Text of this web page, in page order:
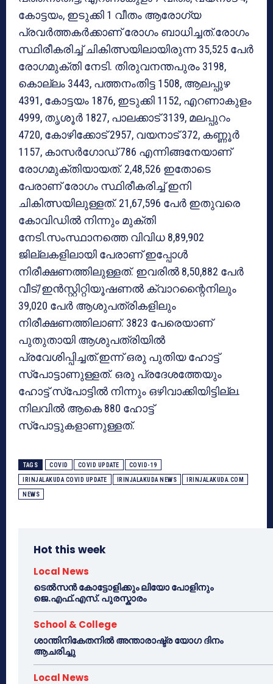
കോട്ടയം, ഇടുക്കി 1 വീതം ആരോഗ്യ
പ്രവര്‍ത്തകര്‍ക്കാണ് രോഗം ബാധിച്ചത്.രോഗം
സ്ഥിരീകരിച്ച് ചികിത്സയിലായിരുന്ന 35,525 പേര്‍
രോഗമുക്തി നേടി. തിരുവനന്തപുരം 3198,
കൊല്ലം 3443, പത്തനംതിട്ട 1508, ആലപ്പുഴ
4391, കോട്ടയം 1876, ഇടുക്കി 1152, എറണാകുളം
4999, തൃശൂര്‍ 1827, പാലക്കാട് 3139, മലപ്പുറം
4720, കോഴിക്കോട് 2957, വയനാട് 372, കണ്ണൂര്‍
1157, കാസര്‍ഗോഡ് 786 എന്നിങ്ങനേയാണ്
രോഗമുക്തിയായത്. 2,48,526 ഇതോടെ
പേരാണ് രോഗം സ്ഥിരീകരിച്ച് ഇനി
ചികിത്സയിലുള്ളത്. 21,67,596 പേര്‍ ഇതുവരെ
കോവിഡില്‍ നിന്നും മുക്തി
നേടി.സംസ്ഥാനത്തെ വിവിധ 8,89,902
ജില്ലകളിലായി പേരാണ് ഇപ്പോള്‍
നിരീക്ഷണത്തിലുള്ളത്. ഇവരില്‍ 8,50,882 പേര്‍
വീട്/ഇന്‍സ്റ്റിറ്റിയൂഷണല്‍ ക്വാറന്റൈനിലും
39,020 പേര്‍ ആശുപത്രികളിലും
നിരീക്ഷണത്തിലാണ്. 3823 പേരെയാണ്
പുതുതായി ആശുപത്രിയില്‍
പ്രവേശിപ്പിച്ചത്.ഇന്ന് ഒരു പുതിയ ഹോട്ട്
സ്‌പോട്ടാണുള്ളത്. ഒരു പ്രദേശത്തേയും
ഹോട്ട് സ്‌പോട്ടില്‍ നിന്നും ഒഴിവാക്കിയിട്ടില്ല.
നിലവില്‍ ആകെ 880 ഹോട്ട്
സ്‌പോട്ടുകളാണുള്ളത്.
TAGS COVID COVID UPDATE COVID-19
IRINJALAKUDA COVID UPDATE IRINJALAKUDA NEWS IRINJALAKUDA.COM
NEWS
Hot this week
Local News
ടെൽസൻ കോട്ടോളിക്കും ലിയോ പോളിനും
ജെ.എഫ്.എസ്. പുരസ്കാരം
School & College
ശാന്തിനികേതനിൽ അന്താരാഷ്ട്ര യോഗ ദിനം
ആചരിച്ചു
Local News